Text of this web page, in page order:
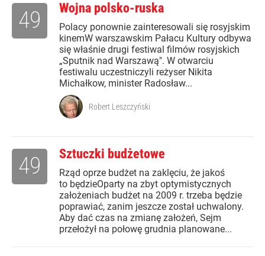
Wojna polsko-ruska
Polacy ponownie zainteresowali się rosyjskim
kinemW warszawskim Pałacu Kultury odbywa
się właśnie drugi festiwal filmów rosyjskich
„Sputnik nad Warszawą". W otwarciu
festiwalu uczestniczyli reżyser Nikita
Michałkow, minister Radosław...
49
Robert Leszczyński
Sztuczki budżetowe
Rząd oprze budżet na zaklęciu, że jakoś
to będzieOparty na zbyt optymistycznych
założeniach budżet na 2009 r. trzeba będzie
poprawiać, zanim jeszcze został uchwalony.
Aby dać czas na zmianę założeń, Sejm
przełożył na połowę grudnia planowane...
49